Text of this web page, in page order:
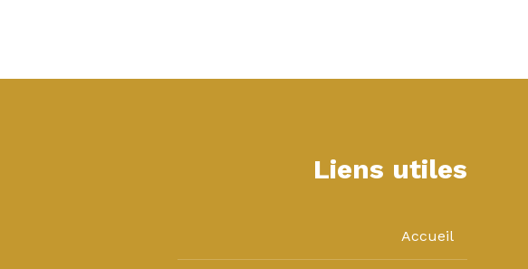
Liens utiles
Accueil